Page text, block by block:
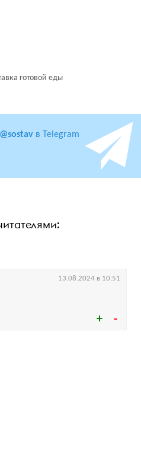
готовой еды
@sostav в Telegram
13.08.2024 в 10:51